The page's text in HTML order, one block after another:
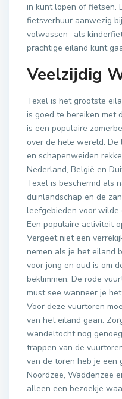
in kunt lopen of fietsen.
fietsverhuur aanwezig
volwassen- als
prachtige eiland kunt
Veelzijdig
Texel is het grootste
is goed te bereiken met
is een populaire
over de hele wereld. De
en schapenweiden
Nederland, België en
Texel is beschermd als
duinlandschap en de
leefgebieden voor wilde
Een populaire activiteit
Vergeet niet een
nemen als je het eiland
voor jong en oud is om
beklimmen. De rode
must see wanneer je
Voor deze vuurtoren
van het eiland gaan.
wandeltocht nog
trappen van de
van de toren heb je een
Noordzee, Waddenzee
alleen een bezoekje